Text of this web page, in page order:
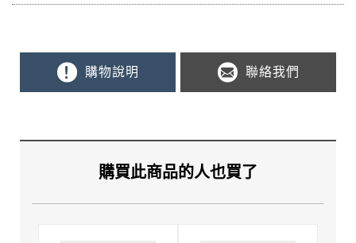
購物說明 聯絡我們
購買此商品的人也買了